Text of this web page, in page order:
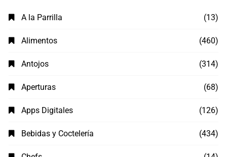
A la Parrilla (13)
Alimentos (460)
Antojos (314)
Aperturas (68)
Apps Digitales (126)
Bebidas y Coctelería (434)